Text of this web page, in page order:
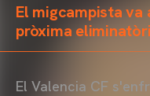
El migcampista va
pròxima
El Valencia CF